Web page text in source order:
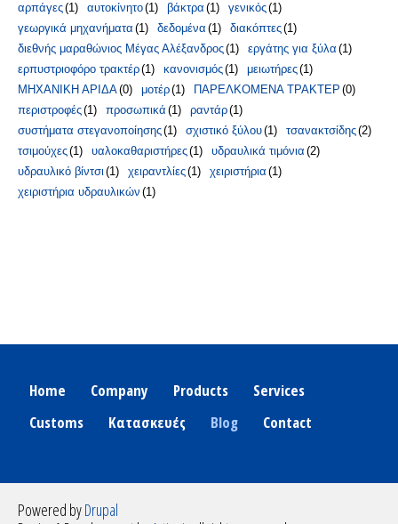
αρπάγες(1) αυτοκίνητο(1) βάκτρα (1) γενικός(1)
γεωργικά μηχανήματα (1) δεδομένα (1) διακόπτες(1)
διεθνής μαραθώνιος Μέγας Αλέξανδρος(1) εργάτης για ξύλα (1)
ερπυστριοφόρο τρακτέρ(1) κανονισμός(1) μειωτήρες(1)
ΜΗΧΑΝΙΚΗ ΑΡΙΔΑ(0) μοτέρ(1) ΠΑΡΕΛΚΟΜΕΝΑ ΤΡΑΚΤΕΡ (0)
περιστροφές(1) προσωπικά (1) ραντάρ(1)
συστήματα στεγανοποίησης(1) σχιστικό ξύλου(1) τσανακτσίδης(2)
τσιμούχες(1) υαλοκαθαριστήρες(1) υδραυλικά τιμόνια (2)
υδραυλικό βίντσι(1) χειραντλίες(1) χειριστήρια (1)
χειριστήρια υδραυλικών (1)
Home Company Products
Services
Customs
Κατασκευές Blog Contact
Powered byDrupal